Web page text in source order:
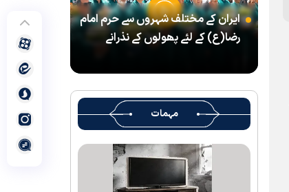
شہید رہبر کے تشیع جنازہ میں شرکت کے لئے
آستان قدس رضوی کے متولی کا پیغام
بین الاقوامی سطح پر ’’قومو للہ‘‘ نعرے کی
پروگرام
رہبرشہید کے سوگواروں کے لئے کرامت رضوی
(( آقای شہید ایران )) نامی چار جلدوں پر
ایران کے مختلف شہروں سے حرم امام
رضا(ع) کے لئے پھولوں کے نذرانے
مہمات